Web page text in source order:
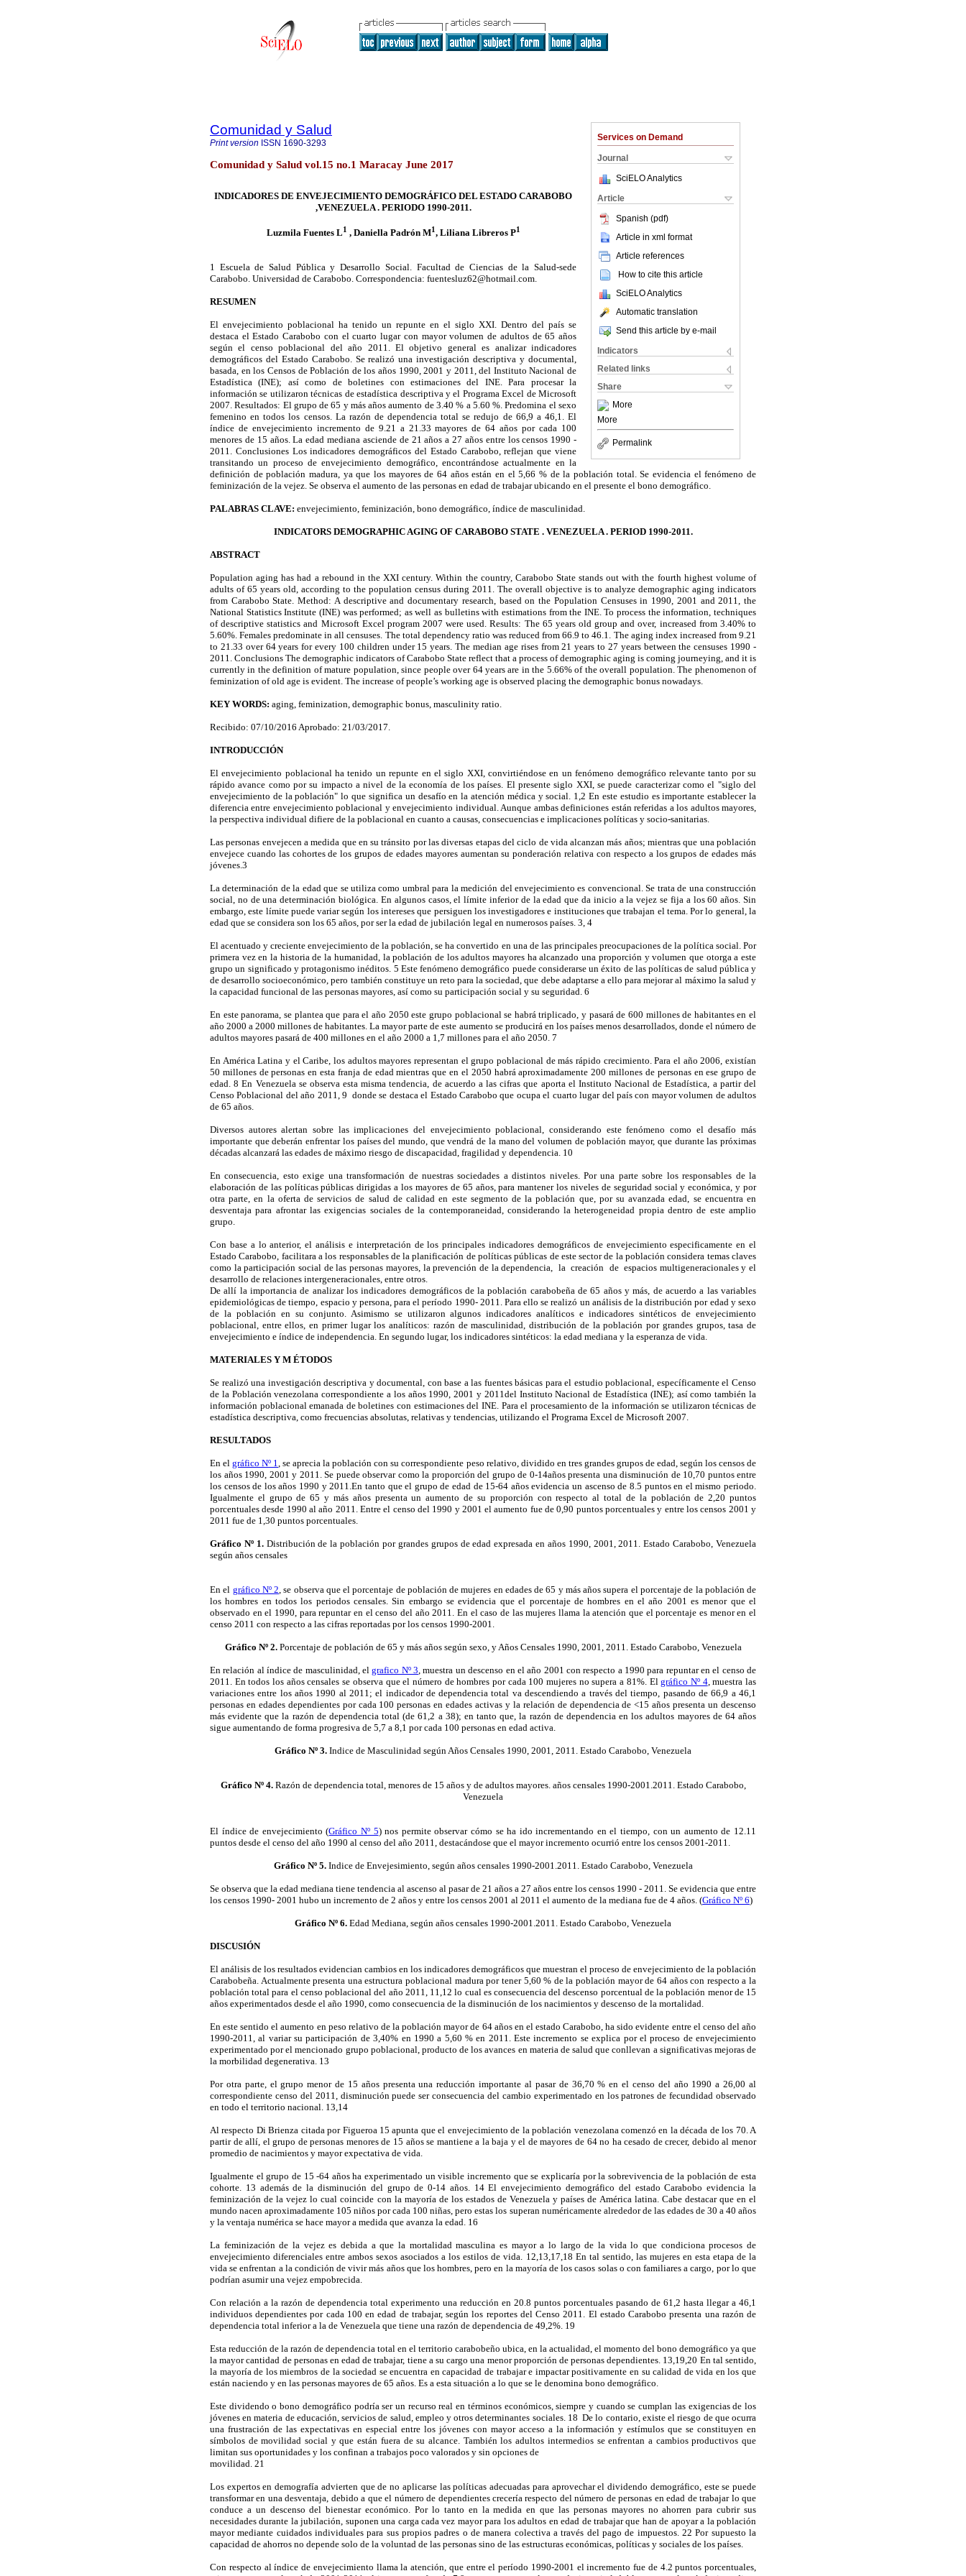
Services on Demand
Journal
SciELO Analytics
Article
Spanish (pdf)
Article in xml format
Article references
How to cite this article
SciELO Analytics
Automatic translation
Send this article by e-mail
Indicators
Related links
Share
More
More
Permalink
Comunidad y Salud
Print version ISSN 1690-3293
Comunidad y Salud vol.15 no.1 Maracay June 2017
INDICADORES DE ENVEJECIMIENTO DEMOGRÁFICO DEL ESTADO CARABOBO
,VENEZUELA . PERIODO 1990-2011.
Luzmila Fuentes L1 , Daniella Padrón M1, Liliana Libreros P1
1 Escuela de Salud Pública y Desarrollo Social. Facultad de Ciencias de la Salud-sede
Carabobo. Universidad de Carabobo. Correspondencia: fuentesluz62@hotmail.com.
RESUMEN
El envejecimiento poblacional ha tenido un repunte en el siglo XXI. Dentro del país se
destaca el Estado Carabobo con el cuarto lugar con mayor volumen de adultos de 65 años
según el censo poblacional del año 2011. El objetivo general es analizar indicadores
demográficos del Estado Carabobo. Se realizó una investigación descriptiva y documental,
basada, en los Censos de Población de los años 1990, 2001 y 2011, del Instituto Nacional de
Estadística (INE); así como de boletines con estimaciones del INE. Para procesar la
información se utilizaron técnicas de estadística descriptiva y el Programa Excel de Microsoft
2007. Resultados: El grupo de 65 y más años aumento de 3.40 % a 5.60 %. Predomina el sexo
femenino en todos los censos. La razón de dependencia total se redujo de 66,9 a 46,1. El
índice de envejecimiento incremento de 9.21 a 21.33 mayores de 64 años por cada 100
menores de 15 años. La edad mediana asciende de 21 años a 27 años entre los censos 1990 -
2011. Conclusiones Los indicadores demográficos del Estado Carabobo, reflejan que viene
transitando un proceso de envejecimiento demográfico, encontrándose actualmente en la
definición de población madura, ya que los mayores de 64 años están en el 5,66 % de la población total. Se evidencia el fenómeno de
feminización de la vejez. Se observa el aumento de las personas en edad de trabajar ubicando en el presente el bono demográfico.
PALABRAS CLAVE: envejecimiento, feminización, bono demográfico, índice de masculinidad.
INDICATORS DEMOGRAPHIC AGING OF CARABOBO STATE . VENEZUELA . PERIOD 1990-2011.
ABSTRACT
Population aging has had a rebound in the XXI century. Within the country, Carabobo State stands out with the fourth highest volume of
adults of 65 years old, according to the population census during 2011. The overall objective is to analyze demographic aging indicators
from Carabobo State. Method: A descriptive and documentary research, based on the Population Censuses in 1990, 2001 and 2011, the
National Statistics Institute (INE) was performed; as well as bulletins with estimations from the INE. To process the information, techniques
of descriptive statistics and Microsoft Excel program 2007 were used. Results: The 65 years old group and over, increased from 3.40% to
5.60%. Females predominate in all censuses. The total dependency ratio was reduced from 66.9 to 46.1. The aging index increased from 9.21
to 21.33 over 64 years for every 100 children under 15 years. The median age rises from 21 years to 27 years between the censuses 1990 -
2011. Conclusions The demographic indicators of Carabobo State reflect that a process of demographic aging is coming journeying, and it is
currently in the definition of mature population, since people over 64 years are in the 5.66% of the overall population. The phenomenon of
feminization of old age is evident. The increase of people’s working age is observed placing the demographic bonus nowadays.
KEY WORDS: aging, feminization, demographic bonus, masculinity ratio.
Recibido: 07/10/2016 Aprobado: 21/03/2017.
INTRODUCCIÓN
El envejecimiento poblacional ha tenido un repunte en el siglo XXI, convirtiéndose en un fenómeno demográfico relevante tanto por su
rápido avance como por su impacto a nivel de la economía de los países. El presente siglo XXI, se puede caracterizar como el "siglo del
envejecimiento de la población" lo que significa un desafío en la atención médica y social. 1,2 En este estudio es importante establecer la
diferencia entre envejecimiento poblacional y envejecimiento individual. Aunque ambas definiciones están referidas a los adultos mayores,
la perspectiva individual difiere de la poblacional en cuanto a causas, consecuencias e implicaciones políticas y socio-sanitarias.
Las personas envejecen a medida que en su tránsito por las diversas etapas del ciclo de vida alcanzan más años; mientras que una población
envejece cuando las cohortes de los grupos de edades mayores aumentan su ponderación relativa con respecto a los grupos de edades más
jóvenes.3
La determinación de la edad que se utiliza como umbral para la medición del envejecimiento es convencional. Se trata de una construcción
social, no de una determinación biológica. En algunos casos, el límite inferior de la edad que da inicio a la vejez se fija a los 60 años. Sin
embargo, este límite puede variar según los intereses que persiguen los investigadores e instituciones que trabajan el tema. Por lo general, la
edad que se considera son los 65 años, por ser la edad de jubilación legal en numerosos países. 3, 4
El acentuado y creciente envejecimiento de la población, se ha convertido en una de las principales preocupaciones de la política social. Por
primera vez en la historia de la humanidad, la población de los adultos mayores ha alcanzado una proporción y volumen que otorga a este
grupo un significado y protagonismo inéditos. 5 Este fenómeno demográfico puede considerarse un éxito de las políticas de salud pública y
de desarrollo socioeconómico, pero también constituye un reto para la sociedad, que debe adaptarse a ello para mejorar al máximo la salud y
la capacidad funcional de las personas mayores, así como su participación social y su seguridad. 6
En este panorama, se plantea que para el año 2050 este grupo poblacional se habrá triplicado, y pasará de 600 millones de habitantes en el
año 2000 a 2000 millones de habitantes. La mayor parte de este aumento se producirá en los países menos desarrollados, donde el número de
adultos mayores pasará de 400 millones en el año 2000 a 1,7 millones para el año 2050. 7
En América Latina y el Caribe, los adultos mayores representan el grupo poblacional de más rápido crecimiento. Para el año 2006, existían
50 millones de personas en esta franja de edad mientras que en el 2050 habrá aproximadamente 200 millones de personas en ese grupo de
edad. 8 En Venezuela se observa esta misma tendencia, de acuerdo a las cifras que aporta el Instituto Nacional de Estadística, a partir del
Censo Poblacional del año 2011, 9 donde se destaca el Estado Carabobo que ocupa el cuarto lugar del país con mayor volumen de adultos
de 65 años.
Diversos autores alertan sobre las implicaciones del envejecimiento poblacional, considerando este fenómeno como el desafío más
importante que deberán enfrentar los países del mundo, que vendrá de la mano del volumen de población mayor, que durante las próximas
décadas alcanzará las edades de máximo riesgo de discapacidad, fragilidad y dependencia. 10
En consecuencia, esto exige una transformación de nuestras sociedades a distintos niveles. Por una parte sobre los responsables de la
elaboración de las políticas públicas dirigidas a los mayores de 65 años, para mantener los niveles de seguridad social y económica, y por
otra parte, en la oferta de servicios de salud de calidad en este segmento de la población que, por su avanzada edad, se encuentra en
desventaja para afrontar las exigencias sociales de la contemporaneidad, considerando la heterogeneidad propia dentro de este amplio
grupo.
Con base a lo anterior, el análisis e interpretación de los principales indicadores demográficos de envejecimiento especificamente en el
Estado Carabobo, facilitara a los responsables de la planificación de políticas públicas de este sector de la población considera temas claves
como la participación social de las personas mayores, la prevención de la dependencia, la creación de espacios multigeneracionales y el
desarrollo de relaciones intergeneracionales, entre otros.
De allí la importancia de analizar los indicadores demográficos de la población carabobeña de 65 años y más, de acuerdo a las variables
epidemiológicas de tiempo, espacio y persona, para el período 1990- 2011. Para ello se realizó un análisis de la distribución por edad y sexo
de la población en su conjunto. Asimismo se utilizaron algunos indicadores analíticos e indicadores sintéticos de envejecimiento
poblacional, entre ellos, en primer lugar los analíticos: razón de masculinidad, distribución de la población por grandes grupos, tasa de
envejecimiento e índice de independencia. En segundo lugar, los indicadores sintéticos: la edad mediana y la esperanza de vida.
MATERIALES Y M ÉTODOS
Se realizó una investigación descriptiva y documental, con base a las fuentes básicas para el estudio poblacional, específicamente el Censo
de la Población venezolana correspondiente a los años 1990, 2001 y 2011del Instituto Nacional de Estadística (INE); así como también la
información poblacional emanada de boletines con estimaciones del INE. Para el procesamiento de la información se utilizaron técnicas de
estadística descriptiva, como frecuencias absolutas, relativas y tendencias, utilizando el Programa Excel de Microsoft 2007.
RESULTADOS
En elgráfico Nº 1, se aprecia la población con su correspondiente peso relativo, dividido en tres grandes grupos de edad, según los censos de
los años 1990, 2001 y 2011. Se puede observar como la proporción del grupo de 0-14años presenta una disminución de 10,70 puntos entre
los censos de los años 1990 y 2011.En tanto que el grupo de edad de 15-64 años evidencia un ascenso de 8.5 puntos en el mismo periodo.
Igualmente el grupo de 65 y más años presenta un aumento de su proporción con respecto al total de la población de 2,20 puntos
porcentuales desde 1990 al año 2011. Entre el censo del 1990 y 2001 el aumento fue de 0,90 puntos porcentuales y entre los censos 2001 y
2011 fue de 1,30 puntos porcentuales.
Gráfico Nº 1.Distribución de la población por grandes grupos de edad expresada en años 1990, 2001, 2011. Estado Carabobo, Venezuela
según años censales
En el gráfico Nº 2, se observa que el porcentaje de población de mujeres en edades de 65 y más años supera el porcentaje de la población de
los hombres en todos los periodos censales. Sin embargo se evidencia que el porcentaje de hombres en el año 2001 es menor que el
observado en el 1990, para repuntar en el censo del año 2011. En el caso de las mujeres llama la atención que el porcentaje es menor en el
censo 2011 con respecto a las cifras reportadas por los censos 1990-2001.
Gráfico Nº 2.Porcentaje de población de 65 y más años según sexo, y Años Censales 1990, 2001, 2011. Estado Carabobo, Venezuela
En relación al índice de masculinidad, elgrafico Nº 3, muestra un descenso en el año 2001 con respecto a 1990 para repuntar en el censo de
2011. En todos los años censales se observa que el número de hombres por cada 100 mujeres no supera a 81%. Elgráfico Nº 4, muestra las
variaciones entre los años 1990 al 2011; el indicador de dependencia total va descendiendo a través del tiempo, pasando de 66,9 a 46,1
personas en edades dependientes por cada 100 personas en edades activas y la relación de dependencia de <15 años presenta un descenso
más evidente que la razón de dependencia total (de 61,2 a 38); en tanto que, la razón de dependencia en los adultos mayores de 64 años
sigue aumentando de forma progresiva de 5,7 a 8,1 por cada 100 personas en edad activa.
Gráfico Nº 3. Indice de Masculinidad según Años Censales 1990, 2001, 2011. Estado Carabobo, Venezuela
Gráfico Nº 4.Razón de dependencia total, menores de 15 años y de adultos mayores. años censales 1990-2001.2011. Estado Carabobo,
Venezuela
El índice de envejecimiento (Gráfico Nº 5) nos permite observar cómo se ha ido incrementando en el tiempo, con un aumento de 12.11
puntos desde el censo del año 1990 al censo del año 2011, destacándose que el mayor incremento ocurrió entre los censos 2001-2011.
Gráfico Nº 5.Indice de Envejesimiento, según años censales 1990-2001.2011. Estado Carabobo, Venezuela
Se observa que la edad mediana tiene tendencia al ascenso al pasar de 21 años a 27 años entre los censos 1990 - 2011. Se evidencia que entre
los censos 1990- 2001 hubo un incremento de 2 años y entre los censos 2001 al 2011 el aumento de la mediana fue de 4 años. (Gráfico Nº 6)
Gráfico Nº 6. Edad Mediana, según años censales 1990-2001.2011. Estado Carabobo, Venezuela
DISCUSIÓN
El análisis de los resultados evidencian cambios en los indicadores demográficos que muestran el proceso de envejecimiento de la población
Carabobeña. Actualmente presenta una estructura poblacional madura por tener 5,60 % de la población mayor de 64 años con respecto a la
población total para el censo poblacional del año 2011, 11,12 lo cual es consecuencia del descenso porcentual de la población menor de 15
años experimentados desde el año 1990, como consecuencia de la disminución de los nacimientos y descenso de la mortalidad.
En este sentido el aumento en peso relativo de la población mayor de 64 años en el estado Carabobo, ha sido evidente entre el censo del año
1990-2011, al variar su participación de 3,40% en 1990 a 5,60 % en 2011. Este incremento se explica por el proceso de envejecimiento
experimentado por el mencionado grupo poblacional, producto de los avances en materia de salud que conllevan a significativas mejoras de
la morbilidad degenerativa. 13
Por otra parte, el grupo menor de 15 años presenta una reducción importante al pasar de 36,70 % en el censo del año 1990 a 26,00 al
correspondiente censo del 2011, disminución puede ser consecuencia del cambio experimentado en los patrones de fecundidad observado
en todo el territorio nacional. 13,14
Al respecto Di Brienza citada por Figueroa 15 apunta que el envejecimiento de la población venezolana comenzó en la década de los 70. A
partir de allí, el grupo de personas menores de 15 años se mantiene a la baja y el de mayores de 64 no ha cesado de crecer, debido al menor
promedio de nacimientos y mayor expectativa de vida.
Igualmente el grupo de 15 -64 años ha experimentado un visible incremento que se explicaría por la sobrevivencia de la población de esta
cohorte. 13 además de la disminución del grupo de 0-14 años. 14 El envejecimiento demográfico del estado Carabobo evidencia la
feminización de la vejez lo cual coincide con la mayoría de los estados de Venezuela y países de América latina. Cabe destacar que en el
mundo nacen aproximadamente 105 niños por cada 100 niñas, pero estas los superan numéricamente alrededor de las edades de 30 a 40 años
y la ventaja numérica se hace mayor a medida que avanza la edad. 16
La feminización de la vejez es debida a que la mortalidad masculina es mayor a lo largo de la vida lo que condiciona procesos de
envejecimiento diferenciales entre ambos sexos asociados a los estilos de vida. 12,13,17,18 En tal sentido, las mujeres en esta etapa de la
vida se enfrentan a la condición de vivir más años que los hombres, pero en la mayoría de los casos solas o con familiares a cargo, por lo que
podrían asumir una vejez empobrecida.
Con relación a la razón de dependencia total experimento una reducción en 20.8 puntos porcentuales pasando de 61,2 hasta llegar a 46,1
individuos dependientes por cada 100 en edad de trabajar, según los reportes del Censo 2011. El estado Carabobo presenta una razón de
dependencia total inferior a la de Venezuela que tiene una razón de dependencia de 49,2%. 19
Esta reducción de la razón de dependencia total en el territorio carabobeño ubica, en la actualidad, el momento del bono demográfico ya que
la mayor cantidad de personas en edad de trabajar, tiene a su cargo una menor proporción de personas dependientes. 13,19,20 En tal sentido,
la mayoría de los miembros de la sociedad se encuentra en capacidad de trabajar e impactar positivamente en su calidad de vida en los que
están naciendo y en las personas mayores de 65 años. Es a esta situación a lo que se le denomina bono demográfico.
Este dividendo o bono demográfico podría ser un recurso real en términos económicos, siempre y cuando se cumplan las exigencias de los
jóvenes en materia de educación, servicios de salud, empleo y otros determinantes sociales. 18 De lo contario, existe el riesgo de que ocurra
una frustración de las expectativas en especial entre los jóvenes con mayor acceso a la información y estímulos que se constituyen en
símbolos de movilidad social y que están fuera de su alcance. También los adultos intermedios se enfrentan a cambios productivos que
limitan sus oportunidades y los confinan a trabajos poco valorados y sin opciones de
movilidad. 21
Los expertos en demografía advierten que de no aplicarse las políticas adecuadas para aprovechar el dividendo demográfico, este se puede
transformar en una desventaja, debido a que el número de dependientes crecería respecto del número de personas en edad de trabajar lo que
conduce a un descenso del bienestar económico. Por lo tanto en la medida en que las personas mayores no ahorren para cubrir sus
necesidades durante la jubilación, suponen una carga cada vez mayor para los adultos en edad de trabajar que han de apoyar a la población
mayor mediante cuidados individuales para sus propios padres o de manera colectiva a través del pago de impuestos. 22 Por supuesto la
capacidad de ahorros no depende solo de la voluntad de las personas sino de las estructuras económicas, políticas y sociales de los países.
Con respecto al índice de envejecimiento llama la atención, que entre el período 1990-2001 el incremento fue de 4.2 puntos porcentuales,